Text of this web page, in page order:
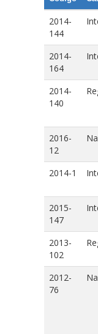
2014-
144
2014-
164
2014-
140
2016-
12
2014-1
2015-
147
2013-
102
2012-
76